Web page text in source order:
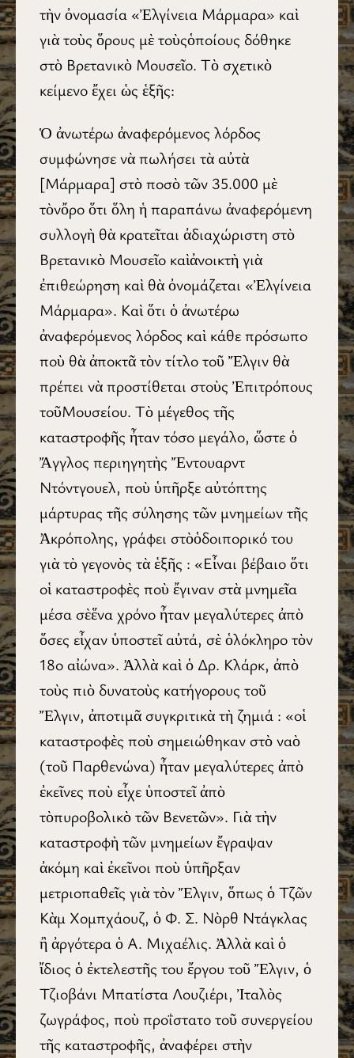
τὴν ὀνομασία «Ἐλγίνεια Μάρμαρα» καὶ
γιὰ τοὺς ὅρους μὲ τοὺςὁποίους δόθηκε
στὸ Βρετανικὸ Μουσεῖο. Τὸ σχετικὸ
κείμενο ἔχει ὡς ἑξῆς:
Ὁ ἀνωτέρω ἀναφερόμενος λόρδος
συμφώνησε νὰ πωλήσει τὰ αὐτὰ
[Μάρμαρα] στὸ ποσὸ τῶν 35.000 μὲ
τὸνὄρο ὅτι ὅλη ἡ παραπάνω ἀναφερόμενη
συλλογὴ θὰ κρατεῖται ἀδιαχώριστη στὸ
Βρετανικὸ Μουσεῖο καὶἀνοικτὴ γιὰ
ἐπιθεώρηση καὶ θὰ ὀνομάζεται «Ἐλγίνεια
Μάρμαρα». Καὶ ὅτι ὁ ἀνωτέρω
ἀναφερόμενος λόρδος καὶ κάθε πρόσωπο
ποὺ θὰ ἀποκτᾶ τὸν τίτλο τοῦ Ἔλγιν θὰ
πρέπει νὰ προστίθεται στοὺς Ἐπιτρόπους
τοῦΜουσείου. Τὸ μέγεθος τῆς
καταστροφῆς ἦταν τόσο μεγάλο, ὥστε ὁ
Ἄγγλος περιηγητὴς Ἔντουαρντ
Ντόντγουελ, ποὺ ὑπῆρξε αὐτόπτης
μάρτυρας τῆς σύλησης τῶν μνημείων τῆς
Ἀκρόπολης, γράφει στὸὁδοιπορικό του
γιὰ τὸ γεγονὸς τὰ ἑξῆς : «Εἶναι βέβαιο ὅτι
οἱ καταστροφὲς ποὺ ἔγιναν στὰ μνημεῖα
μέσα σὲἕνα χρόνο ἦταν μεγαλύτερες ἀπὸ
ὅσες εἶχαν ὑποστεῖ αὐτά, σὲ ὁλόκληρο τὸν
18ο αἰώνα». Ἀλλὰ καὶ ὁ Δρ. Κλάρκ, ἀπὸ
τοὺς πιὸ δυνατοὺς κατήγορους τοῦ
Ἔλγιν, ἀποτιμᾶ συγκριτικὰ τὴ ζημιά : «οἱ
καταστροφὲς ποὺ σημειώθηκαν στὸ ναὸ
(τοῦ Παρθενώνα) ἦταν μεγαλύτερες ἀπὸ
ἐκεῖνες ποὺ εἶχε ὑποστεῖ ἀπὸ
τὸπυροβολικὸ τῶν Βενετῶν». Γιὰ τὴν
καταστροφὴ τῶν μνημείων ἔγραψαν
ἀκόμη καὶ ἐκεῖνοι ποὺ ὑπῆρξαν
μετριοπαθεῖς γιὰ τὸν Ἔλγιν, ὅπως ὁ Τζῶν
Κὰμ Χομπχάουζ, ὁ Φ. Σ. Νὸρθ Ντάγκλας
ἢ ἀργότερα ὁ Α. Μιχαέλις. Ἀλλὰ καὶ ὁ
ἴδιος ὁ ἐκτελεστῆς του ἔργου τοῦ Ἔλγιν, ὁ
Τζιοβάνι Μπατίστα Λουζιέρι, Ἰταλὸς
ζωγράφος, ποὺ προΐστατο τοῦ συνεργείου
τῆς καταστροφῆς, ἀναφέρει στὴν